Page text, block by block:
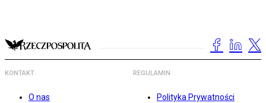
KONTAKT
O nas
REGULAMIN
Polityka Prywatności